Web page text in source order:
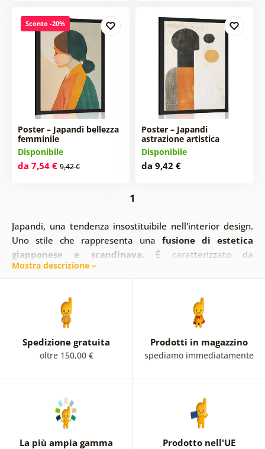
Sconto -20%
Poster – Japandi bellezza
femminile
Disponibile
da 7,54 € 9,42 €
Poster – Japandi
astrazione artistica
Disponibile
da 9,42 €
1
Japandi, una tendenza insostituibile nell'interior design.
Uno stile che rappresenta una fusione di estetica
giapponese e scandinava. È caratterizzato da
minimalismo, calma, colori caldi, ma anche da un po' di
di poster di Japandi vi incanterà.
La base è la natura e
i suoi colori. I motivi in combinazione con le foglie o la
luna sono imperdibili! Come bonus, un poster di uno
scheletro in stile Japandi.
Disponibile anche come
quadro.
Mostra descrizione
Spedizione gratuita
oltre 150,00 €
Prodotti in magazzino
spediamo immediatamente
La più ampia gamma Prodotto nell'UE